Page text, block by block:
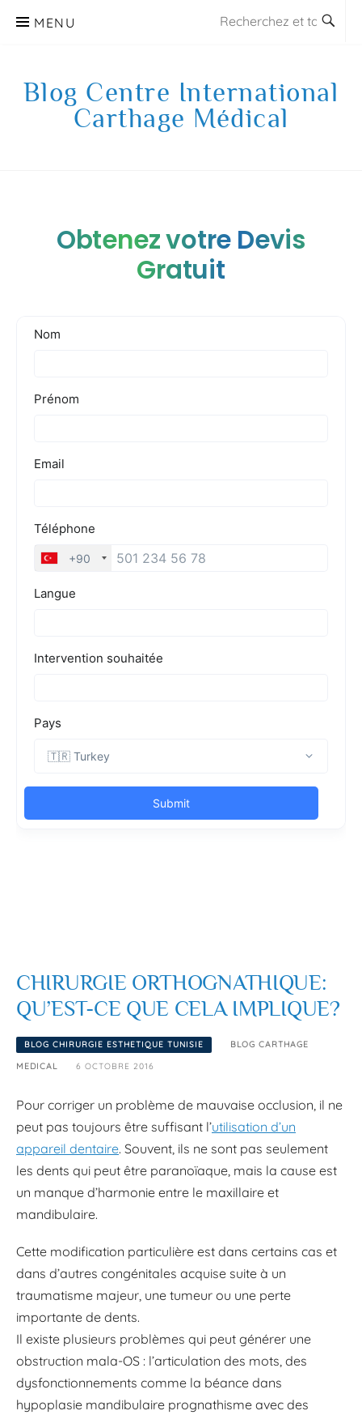
MENU
Blog Centre International
Carthage Médical
Obtenez votre Devis
Gratuit
CHIRURGIE ORTHOGNATHIQUE:
QU’EST-CE QUE CELA IMPLIQUE?
BLOG CHIRURGIE ESTHETIQUE TUNISIE BLOG CARTHAGE
MEDICAL 6 OCTOBRE 2016
Pour corriger un problème de mauvaise occlusion, il ne
peut pas toujours être suffisant l’utilisation d’un
appareil dentaire. Souvent, ils ne sont pas seulement
les dents qui peut être paranoïaque, mais la cause est
un manque d’harmonie entre le maxillaire et
mandibulaire.
Cette modification particulière est dans certains cas et
dans d’autres congénitales acquise suite à un
traumatisme majeur, une tumeur ou une perte
importante de dents.
Il existe plusieurs problèmes qui peut générer une
obstruction mala-OS : l’articulation des mots, des
dysfonctionnements comme la béance dans
hypoplasie mandibulaire prognathisme avec des